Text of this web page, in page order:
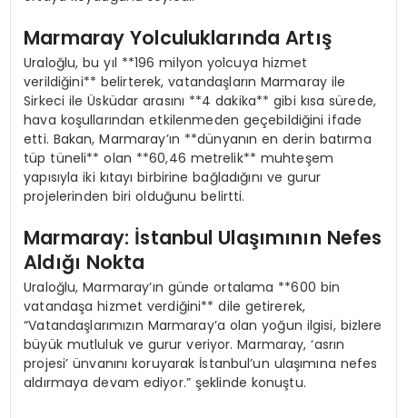
Marmaray Yolculuklarında Artış
Uraloğlu, bu yıl **196 milyon yolcuya hizmet
verildiğini** belirterek, vatandaşların Marmaray ile
Sirkeci ile Üsküdar arasını **4 dakika** gibi kısa sürede,
hava koşullarından etkilenmeden geçebildiğini ifade
etti. Bakan, Marmaray’ın **dünyanın en derin batırma
tüp tüneli** olan **60,46 metrelik** muhteşem
yapısıyla iki kıtayı birbirine bağladığını ve gurur
projelerinden biri olduğunu belirtti.
Marmaray: İstanbul Ulaşımının Nefes
Aldığı Nokta
Uraloğlu, Marmaray’ın günde ortalama **600 bin
vatandaşa hizmet verdiğini** dile getirerek,
“Vatandaşlarımızın Marmaray’a olan yoğun ilgisi, bizlere
büyük mutluluk ve gurur veriyor. Marmaray, ‘asrın
projesi’ ünvanını koruyarak İstanbul’un ulaşımına nefes
aldırmaya devam ediyor.” şeklinde konuştu.